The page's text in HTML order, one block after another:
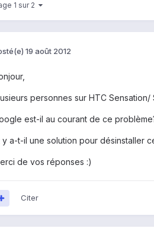
1 sur 2
19 août 2012
personnes sur HTC
est-il au courant de ce
y a-t-il une solution pour désinstaller
de vos réponses :)
Citer